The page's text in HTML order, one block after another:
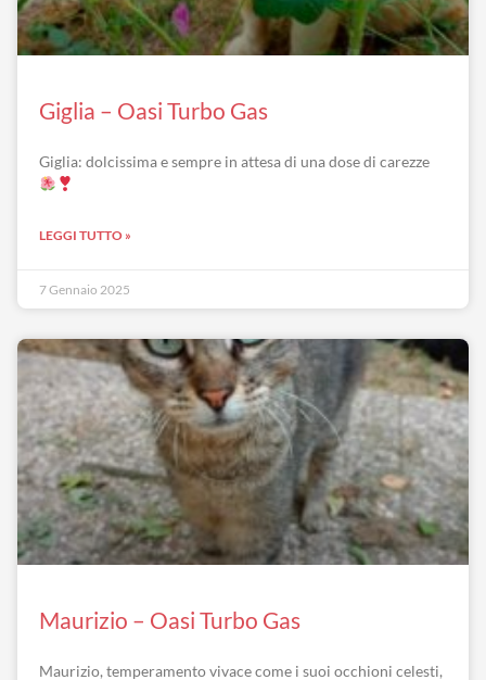
Giglia – Oasi Turbo Gas
Giglia: dolcissima e sempre in attesa di una dose di carezze
LEGGI TUTTO »
7 Gennaio 2025
Maurizio – Oasi Turbo Gas
Maurizio, temperamento vivace come i suoi occhioni celesti,